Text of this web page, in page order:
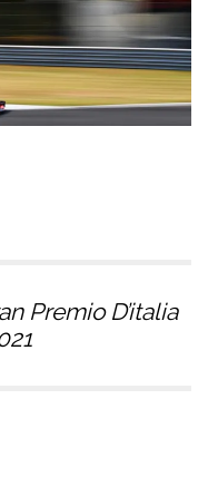
Premio D’italia